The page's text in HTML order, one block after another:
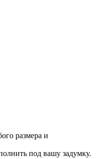
размера и
под вашу задумку.